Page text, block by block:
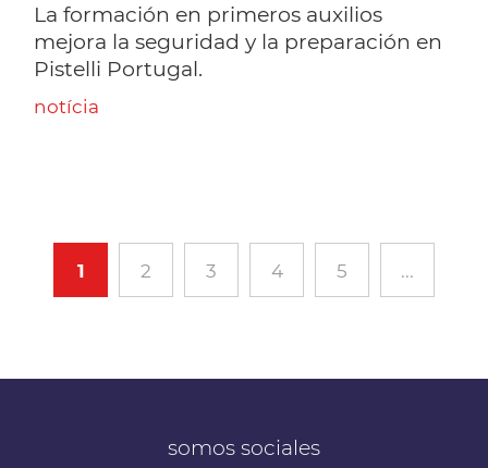
La formación en primeros auxilios
mejora la seguridad y la preparación en
Pistelli Portugal.
notícia
1 2 3 4 5 ...
somos sociales